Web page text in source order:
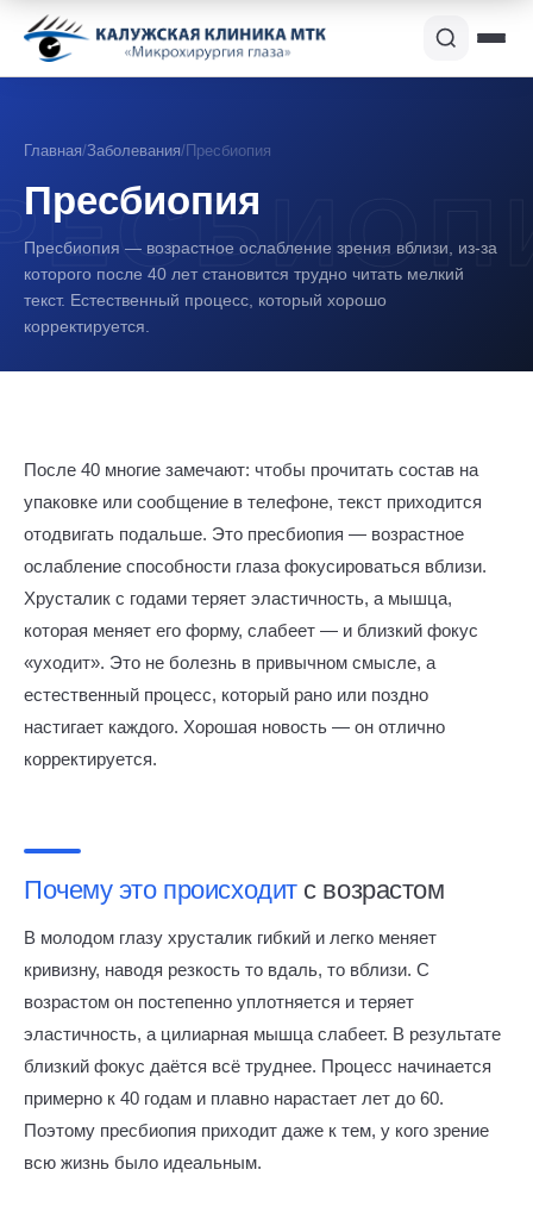
Главная/Заболевания/Пресбиопия
Пресбиопия
Пресбиопия — возрастное ослабление зрения вблизи, из-за
которого после 40 лет становится трудно читать мелкий
текст. Естественный процесс, который хорошо
корректируется.
После 40 многие замечают: чтобы прочитать состав на
упаковке или сообщение в телефоне, текст приходится
отодвигать подальше. Это пресбиопия — возрастное
ослабление способности глаза фокусироваться вблизи.
Хрусталик с годами теряет эластичность, а мышца,
которая меняет его форму, слабеет — и близкий фокус
«уходит». Это не болезнь в привычном смысле, а
естественный процесс, который рано или поздно
настигает каждого. Хорошая новость — он отлично
корректируется.
Почему это происходитс возрастом
В молодом глазу хрусталик гибкий и легко меняет
кривизну, наводя резкость то вдаль, то вблизи. С
возрастом он постепенно уплотняется и теряет
эластичность, а цилиарная мышца слабеет. В результате
близкий фокус даётся всё труднее. Процесс начинается
примерно к 40 годам и плавно нарастает лет до 60.
Поэтому пресбиопия приходит даже к тем, у кого зрение
всю жизнь было идеальным.